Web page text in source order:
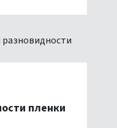
пленки